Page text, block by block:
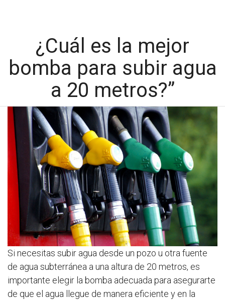
¿Cuál es la mejor
bomba para subir agua
a 20 metros?”
Si necesitas subir agua desde un pozo u otra fuente
de agua subterránea a una altura de 20 metros, es
importante elegir la bomba adecuada para asegurarte
de que el agua llegue de manera eficiente y en la